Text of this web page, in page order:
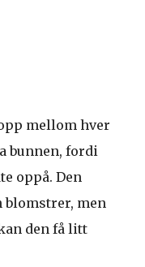
mellom hver
bunnen, fordi
oppå. Den
blomstrer, men
den få litt